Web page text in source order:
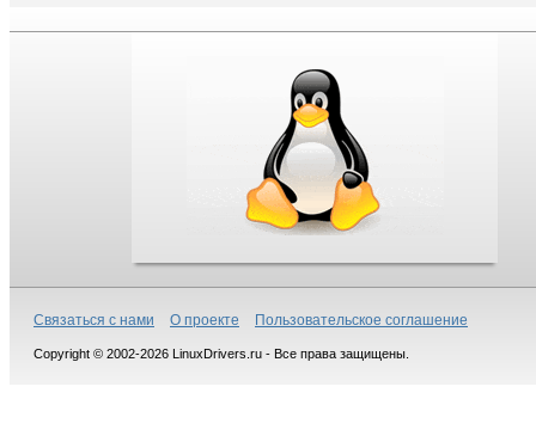
Связаться с нами О проекте Пользовательское соглашение
Copyright © 2002-2026 LinuxDrivers.ru - Все права защищены.